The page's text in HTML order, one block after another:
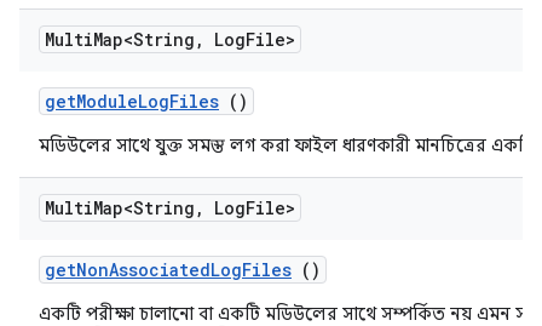
MultiMap<String , LogFile>
getModuleLogFiles ()
মডিউলের সাথে যুক্ত সমস্ত লগ করা ফাইল ধারণকারী মানচিত্রের একটি
MultiMap<String , LogFile>
getNonAssociatedLogFiles ()
একটি পরীক্ষা চালানো বা একটি মডিউলের সাথে সম্পর্কিত নয় এমন